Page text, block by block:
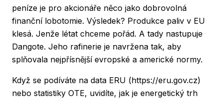
peníze je pro akcionáře něco jako dobrovolná
finanční lobotomie. Výsledek? Produkce paliv v EU
klesá. Jenže létat chceme pořád. A tady nastupuje
Dangote. Jeho rafinerie je navržena tak, aby
splňovala nejpřísnější evropské a americké normy.
Když se podíváte na data ERU (https://eru.gov.cz)
nebo statistiky OTE, uvidíte, jak je energetický trh